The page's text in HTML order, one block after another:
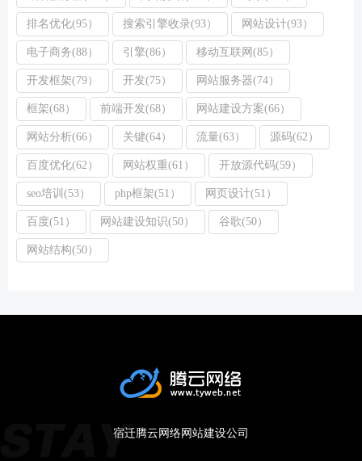
排名优化(95） 搜索引擎收录(93） 网站设计(93）
电子商务(88） 引擎(86） 移动互联网(85）
开发框架(79） 开发(75） 网站服务器(74）
框架(68） 前端开发(68） 网站建设方案(66）
网站分析(66） 关键(64） 流量(63） 源码(62）
百度优化(62） 网站权重(61） 开放源代码(59）
seo培训(53） php框架(51） 网页设计(51）
百度(51） 网站建设知识(50） 谷歌(50）
网站结构(50）
宿迁腾云网络网站建设公司